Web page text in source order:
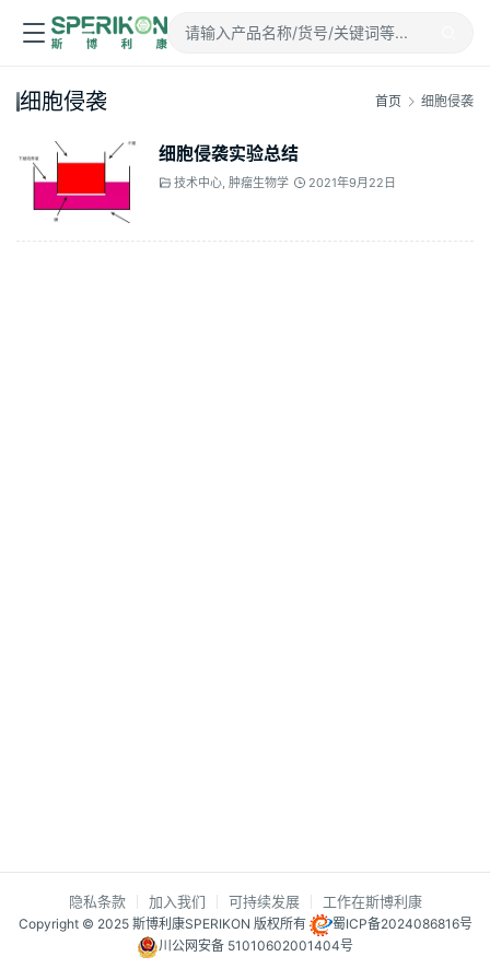
细胞侵袭 首页 细胞侵袭
细胞侵袭实验总结
技术中心, 肿瘤生物学 2021年9月22日
隐私条款 加入我们 可持续发展 工作在斯博利康
Copyright © 2025 斯博利康SPERIKON 版权所有
蜀ICP备2024086816号
川公网安备 51010602001404号